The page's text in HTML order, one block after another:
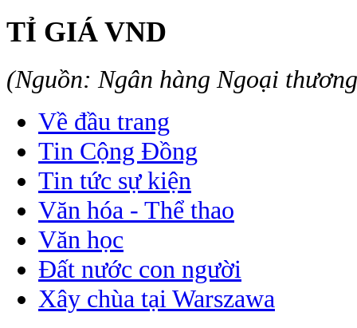
TỈ GIÁ VND
(Nguồn: Ngân hàng Ngoại
Về đầu trang
Tin Cộng Đồng
Tin tức sự kiện
Văn hóa - Thể thao
Văn học
Đất nước con người
Xây chùa tại Warszawa